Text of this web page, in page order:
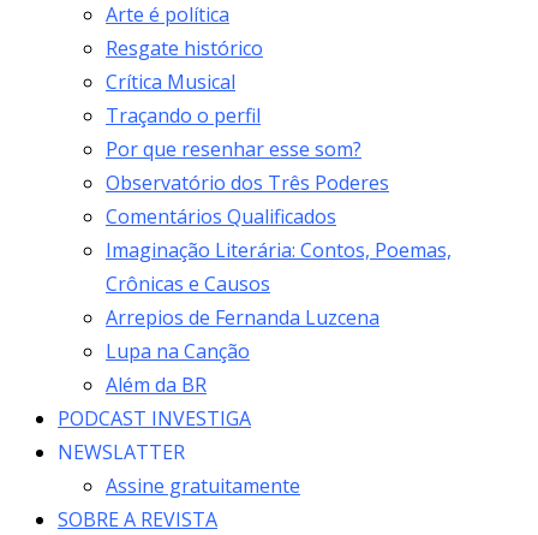
Arte é política
Resgate histórico
Crítica Musical
Traçando o perfil
Por que resenhar esse som?
Observatório dos Três Poderes
Comentários Qualificados
Imaginação Literária: Contos, Poemas,
Crônicas e Causos
Arrepios de Fernanda Luzcena
Lupa na Canção
Além da BR
PODCAST INVESTIGA
NEWSLATTER
Assine gratuitamente
SOBRE A REVISTA